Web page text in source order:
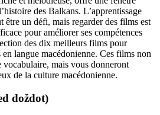
des Balkans. L’apprentissage
être un défi, mais regarder des films est
pour améliorer ses compétences
des dix meilleurs films pour
langue macédonienne. Ces films non
mais vous donneront
de la culture macédonienne.
doždot)